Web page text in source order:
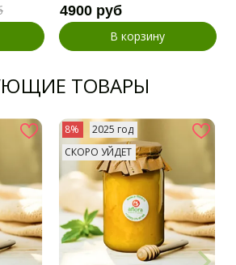
4900 руб
В корзину
ТОВАРЫ
8%
2025 год
СКОРО УЙДЕТ